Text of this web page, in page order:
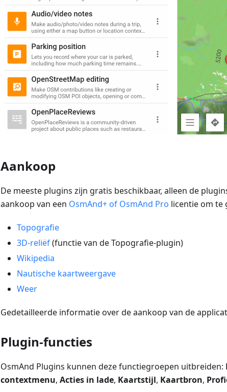
Aankoop
De meeste plugins zijn gratis beschikbaar, alleen de
aankoop van een OsmAnd+ of OsmAnd Pro licentie om te
Topografie
3D-reliëf(functie van de Topografie-plugin)
Wikipedia
Nautische kaartweergave
Weer
Gedetailleerde informatie over de aankoop van de
Plugin-functies
OsmAnd Plugins kunnen deze functiegroepen uitbreiden:
contextmenu, Acties in lade, Kaartstijl, Kaartbron,